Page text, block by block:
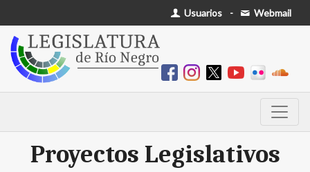
Usuarios - Webmail
Proyectos Legislativos